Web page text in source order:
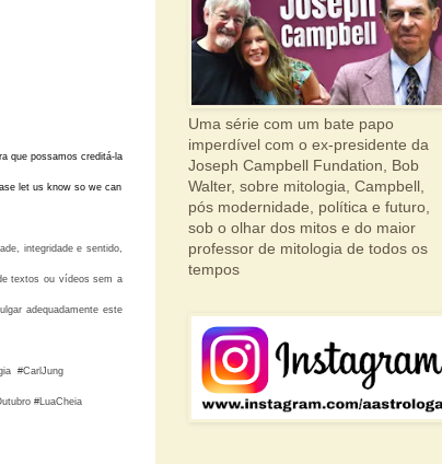
que possamos creditá-la
let us know so we can
integridade e sentido,
textos ou vídeos sem a
adequadamente este
#CarlJung
#LuaCheia
Uma série com um bate papo
imperdível com o ex-presidente da
Joseph Campbell Fundation, Bob
Walter, sobre mitologia, Campbell,
pós modernidade, política e futuro,
sob o olhar dos mitos e do maior
professor de mitologia de todos os
tempos